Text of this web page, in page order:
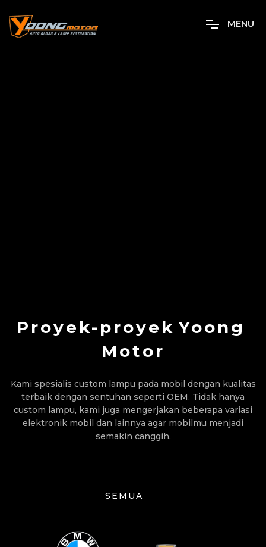
MENU
Proyek-proyek Yoong
Motor
Kami spesialis custom lampu pada mobil dengan kualitas
terbaik dengan sentuhan seperti OEM. Tidak hanya
custom lampu, kami juga mengerjakan beberapa variasi
elektronik mobil dan lainnya agar mobilmu menjadi
semakin canggih.
SEMUA